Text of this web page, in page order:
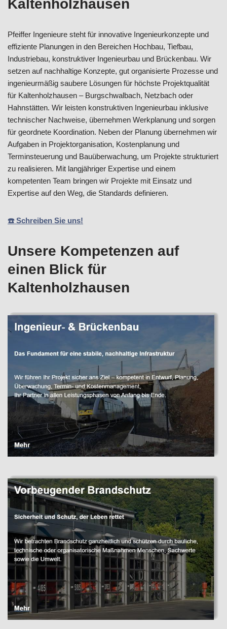
Kaltenholzhausen
Pfeiffer Ingenieure steht für innovative Ingenieurkonzepte und
effiziente Planungen in den Bereichen Hochbau, Tiefbau,
Industriebau, konstruktiver Ingenieurbau und Brückenbau. Wir
setzen auf nachhaltige Konzepte, gut organisierte Prozesse und
ingenieurmäßig saubere Lösungen für höchste Projektqualität
für Kaltenholzhausen – Burgschwalbach, Netzbach oder
Hahnstätten. Wir leisten konstruktiven Ingenieurbau inklusive
technischer Nachweise, übernehmen Werkplanung und sorgen
für geordnete Koordination. Neben der Planung übernehmen wir
Aufgaben in Projektorganisation, Kostenplanung und
Terminsteuerung und Bauüberwachung, um Projekte strukturiert
zu realisieren. Mit langjähriger Expertise und einem
kompetenten Team bringen wir Projekte mit Einsatz und
Expertise auf den Weg, die Standards definieren.
☎️ Schreiben Sie uns!
Unsere Kompetenzen auf
einen Blick für
Kaltenholzhausen